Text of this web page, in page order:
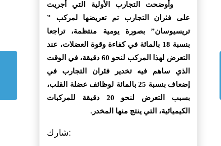
وأوضحت التجارب الأولية التي أجريت
على فئران التجارب تم تعريضها لمركب ”
تريسيوسان” بصورة يومية منتظمة، تراجعا
بنسبة 18 بالمائة في كفاءة وقوة العضلات، عند
التعرض لهذا المركب لنحو 60 دقيقة، في الوقت
الذي ساهم فيه تخدير فئران التجارب في
إضعاف بنسبة 25 بالمائة لوظائف عضلة القلب،
بسبب التعرض لنحو 20 دقيقة للمركبات
الكيميائية، التي ينتج منها المخدر.
شارك: